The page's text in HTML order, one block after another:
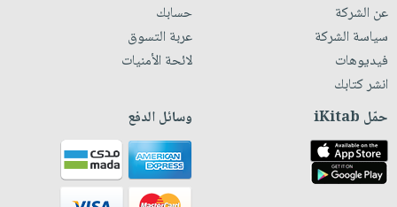
عن الشركة
سياسة الشركة
فيديوهات
انشر كتابك
حسابك
عربة التسوق
لائحة الأمنيات
حمّل iKitab وسائل الدفع